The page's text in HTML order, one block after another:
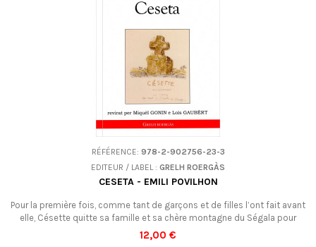
RÉFÉRENCE: 978-2-902756-23-3
EDITEUR / LABEL : GRELH ROERGÀS
CESETA - EMILI POVILHON
Pour la première fois, comme tant de garçons et de filles l’ont fait avant
elle, Césette quitte sa famille et sa chère montagne du Ségala pour
aller travailler dans un grand domaine du Rouergue… La traduction
occitane d'un joli roman paysan du montalbanais Emile Pouvillon,
12,00 €